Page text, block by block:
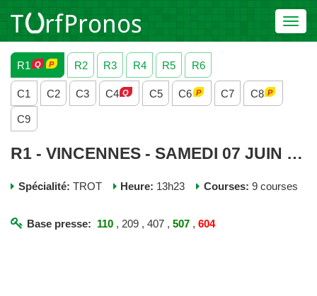
R1
R2 R3 R4 R5 R6
C1 C2 C3 C4 C5 C6 C7 C8
C9
R1 - VINCENNES - SAMEDI 07 JUIN 2025
Spécialité: TROT Heure: 13h23 Courses: 9 courses
Base presse: 110 , 209 , 407 ,507 ,604